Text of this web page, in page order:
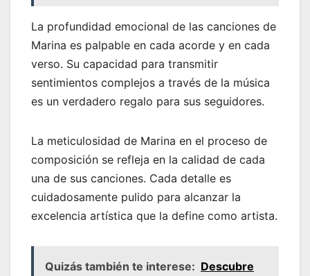
La profundidad emocional de las canciones de
Marina es palpable en cada acorde y en cada
verso. Su capacidad para transmitir
sentimientos complejos a través de la música
es un verdadero regalo para sus seguidores.
La meticulosidad de Marina en el proceso de
composición se refleja en la calidad de cada
una de sus canciones. Cada detalle es
cuidadosamente pulido para alcanzar la
excelencia artística que la define como artista.
Quizás también te interese: Descubre